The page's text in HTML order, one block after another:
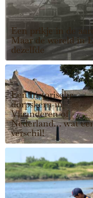
Een prikje in de
Maar de wereld in
dezelfde
Een historische
dorpskern in
Vlaanderen of
Nederland… wat
verschil!